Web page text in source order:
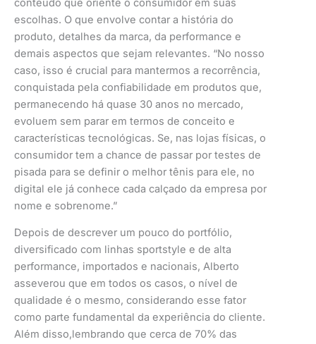
conteúdo que oriente o consumidor em suas
escolhas. O que envolve contar a história do
produto, detalhes da marca, da performance e
demais aspectos que sejam relevantes. “No nosso
caso, isso é crucial para mantermos a recorrência,
conquistada pela confiabilidade em produtos que,
permanecendo há quase 30 anos no mercado,
evoluem sem parar em termos de conceito e
características tecnológicas. Se, nas lojas físicas, o
consumidor tem a chance de passar por testes de
pisada para se definir o melhor tênis para ele, no
digital ele já conhece cada calçado da empresa por
nome e sobrenome.”
Depois de descrever um pouco do portfólio,
diversificado com linhas sportstyle e de alta
performance, importados e nacionais, Alberto
asseverou que em todos os casos, o nível de
qualidade é o mesmo, considerando esse fator
como parte fundamental da experiência do cliente.
Além disso,lembrando que cerca de 70% das